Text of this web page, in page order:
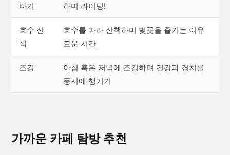
타기
하며 라이딩!
호수 산
책
호수를 따라 산책하며 벚꽃을 즐기는 여유
로운 시간
조깅
아침 혹은 저녁에 조깅하며 건강과 경치를
동시에 챙기기
가까운 카페 탐방 추천